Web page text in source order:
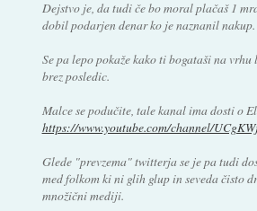
Dejstvo je, da tudi če bo moral plačaš 1
dobil podarjen denar ko je naznanil nakup.
Se pa lepo pokaže kako ti bogataši na
brez posledic.
Malce se podučite, tale kanal ima dosti o
https://www.youtube.com/channel/
Glede "prevzema" twitterja se je pa tudi
med folkom ki ni glih glup in seveda čisto
množični mediji.